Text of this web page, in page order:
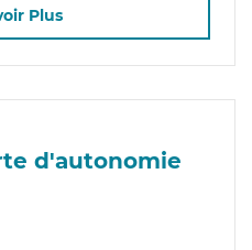
Plus
d'autonomie